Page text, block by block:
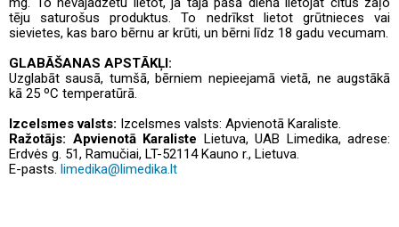
tēju saturošus produktus. To nedrīkst lietot grūtnieces vai
sievietes, kas baro bērnu ar krūti, un bērni līdz 18 gadu vecumam.
GLABĀŠANAS APSTĀKĻI:
Uzglabāt sausā, tumšā, bērniem nepieejamā vietā, ne augstākā
kā 25 ºC temperatūrā.
Izcelsmes valsts: Izcelsmes valsts: Apvienotā Karaliste.
Ražotājs: Apvienotā Karaliste Lietuva, UAB Limedika, adrese:
Erdvės g. 51, Ramučiai, LT-52114 Kauno r., Lietuva.
E-pasts. limedika@limedika.lt